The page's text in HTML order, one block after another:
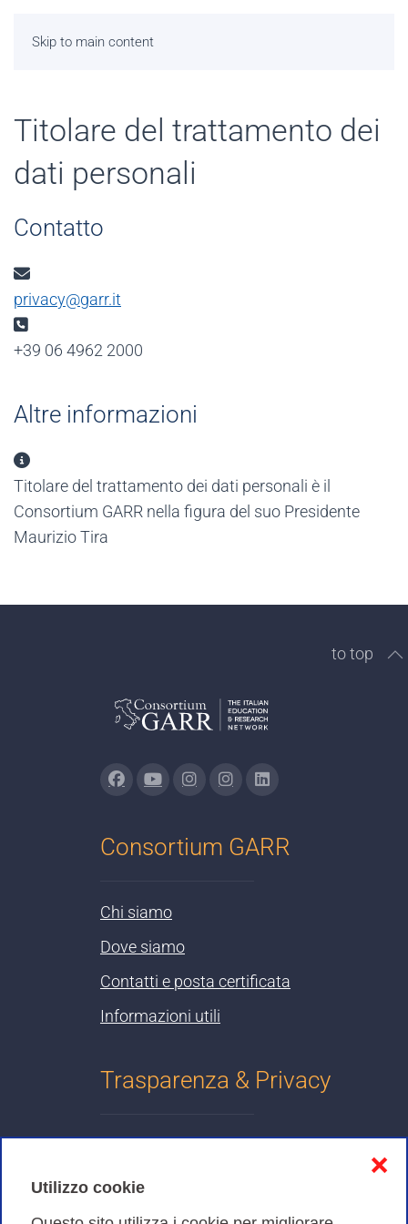
Utilizzo cookie
❌
Skip to main content
Titolare del trattamento dei
dati personali
Contatto
Email:
privacy@garr.it
Telefono:
+39 06 4962 2000
Altre informazioni
Altre informazioni
Titolare del trattamento dei dati personali è il
Consortium GARR nella figura del suo Presidente
Maurizio Tira
to top
Consortium GARR
Chi siamo
Dove siamo
Contatti e posta certificata
Informazioni utili
Trasparenza & Privacy
Cookies Policy
Amministrazione trasparente